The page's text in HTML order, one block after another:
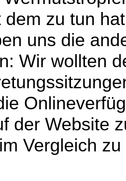
zu tun
uns die
Wir wollten
der Website
Vergleich